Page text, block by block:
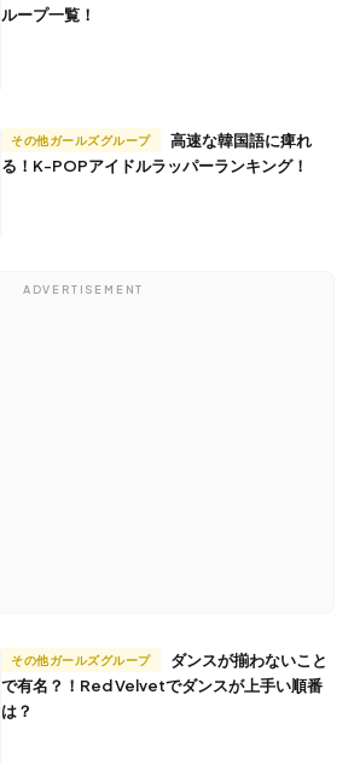
ループ一覧！
その他ガールズグループ
る！K-POPアイドルラッパーランキング！
ADVERTISEMENT
その他ガールズグループ
で有名？！Red Velvetでダンスが上手い順番
は？